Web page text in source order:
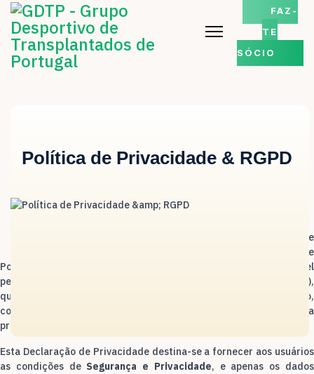
FAZ-
TE
SÓCIO
Política de Privacidade & RGPD
O Grupo Desportivo de
Transplantados de
Portugal (GDTP) é uma organização sem fins lucrativos, responsável
pelo website
”),
que valoriza a sua privacidade de seus membros e, nesse sentido,
compromete-se a respeitar, aceitar a confidencialidade e a
proteção dos dados registados pelos usuários.
Esta Declaração de Privacidade destina-se a fornecer aos usuários
as condições de Segurança e Privacidade, e apenas os dados